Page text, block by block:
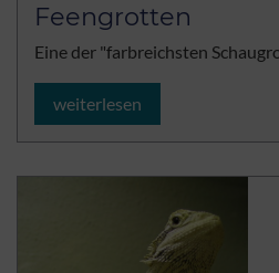
Feengrotten
Eine der "farbreichsten
weiterlesen